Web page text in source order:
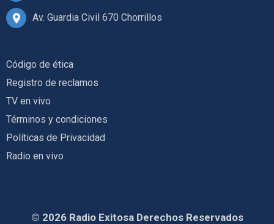
Av. Guardia Civil 670 Chorrillos
Código de ética
Registro de reclamos
TV en vivo
Términos y condiciones
Políticas de Privacidad
Radio en vivo
© 2026 Radio Exitosa Derechos Reservados